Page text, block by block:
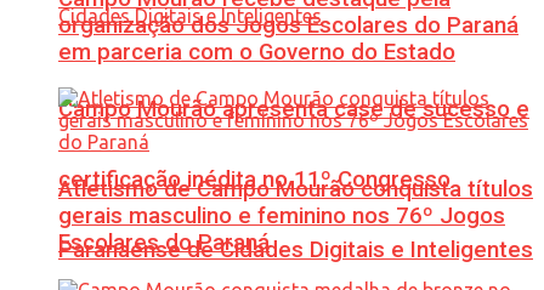
Campo Mourão apresenta case de sucesso e
certificação inédita no 11º Congresso
Paranaense de Cidades Digitais e Inteligentes
organização dos Jogos Escolares do Paraná
em parceria com o Governo do Estado
Atletismo de Campo Mourão conquista títulos
gerais masculino e feminino nos 76º Jogos
Escolares do Paraná